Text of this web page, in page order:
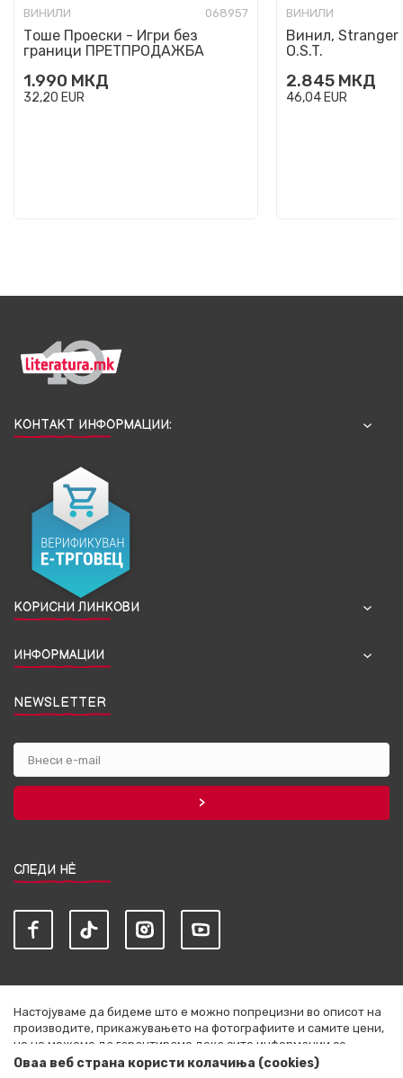
ВИНИЛИ 068957
Тоше Проески - Игри без
граници ПРЕТПРОДАЖБА
1.990 МКД
32,20 EUR
ВИНИЛИ
Винил, Stranger
O.S.T.
2.845 МКД
46,04EUR
КОНТАКТ ИНФОРМАЦИИ:
КОРИСНИ ЛИНКОВИ
ИНФОРМАЦИИ
NEWSLETTER
СЛЕДИ НЀ
Настојуваме да бидеме што е можно попрецизни во описот на
производите, прикажувањето на фотографиите и самите цени,
но не можеме да гарантираме дека сите информации се
комплетни и без грешки. Сите артикли прикажани на сајтот се
Оваа веб страна користи колачиња (cookies)